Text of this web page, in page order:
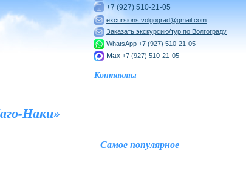
+7 (927) 510-21-05
excursions.volgograd@gmail.com
Заказать экскурсию/тур по Волгограду
WhatsApp +7 (927) 510-21-05
Max +7 (927) 510-21-05
Контакты
Наки»
Самое популярное